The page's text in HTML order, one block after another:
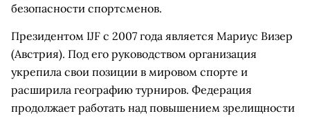
безопасности спортсменов.
Президентом IJF с 2007 года является Мариус Визер
(Австрия). Под его руководством организация
укрепила свои позиции в мировом спорте и
расширила географию турниров. Федерация
продолжает работать над повышением зрелищности